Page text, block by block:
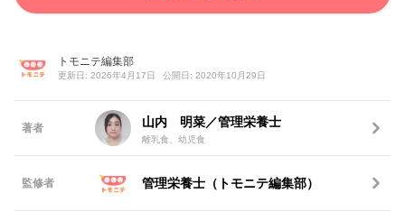
トモニテ編集部
更新日: 2026年4月17日 公開日: 2020年10月29日
著者 山内 明菜／管理栄養士
離乳食、幼児食
監修者 管理栄養士（トモニテ編集部）